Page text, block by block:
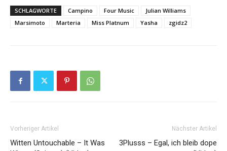
SCHLAGWORTE Campino Four Music
Julian Williams
Marsimoto
Marteria Miss Platnum Yasha zgidz2
Vorheriger Artikel
Witten Untouchable – It Was
Nächster Artikel
3Plusss – Egal, ich bleib dope